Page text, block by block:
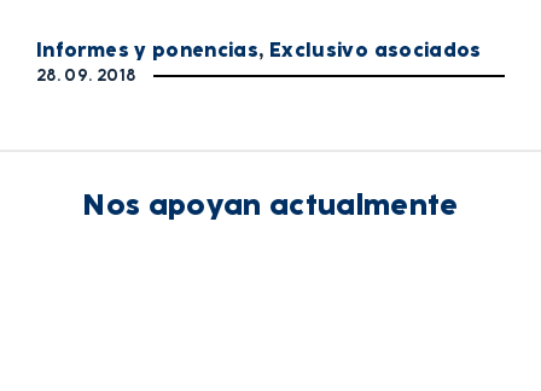
Informes y ponencias, Exclusivo asociados
28. 09. 2018
Nos apoyan actualmente